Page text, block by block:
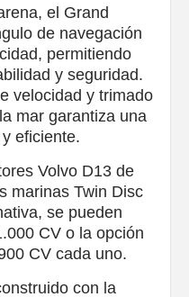
el Grand
de navegación
permitiendo
y seguridad.
velocidad y trimado
mar garantiza una
eficiente.
Volvo D13 de
marinas Twin Disc
se pueden
CV o la opción
CV cada uno.
con la